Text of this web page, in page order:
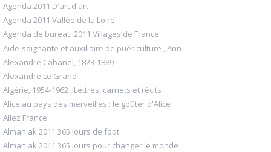
Agenda 2011 D'art d'art
Agenda 2011 Vallée de la Loire
Agenda de bureau 2011 Villages de France
Aide-soignante et auxiliaire de puériculture , Ann
Alexandre Cabanel, 1823-1889
Alexandre Le Grand
Algérie, 1954-1962 , Lettres, carnets et récits
Alice au pays des merveilles : le goûter d'Alice
Allez France
Almaniak 2011 365 jours de foot
Almaniak 2011 365 jours pour changer le monde